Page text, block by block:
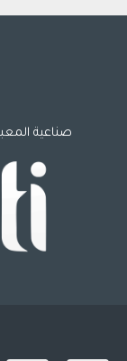
صناعية